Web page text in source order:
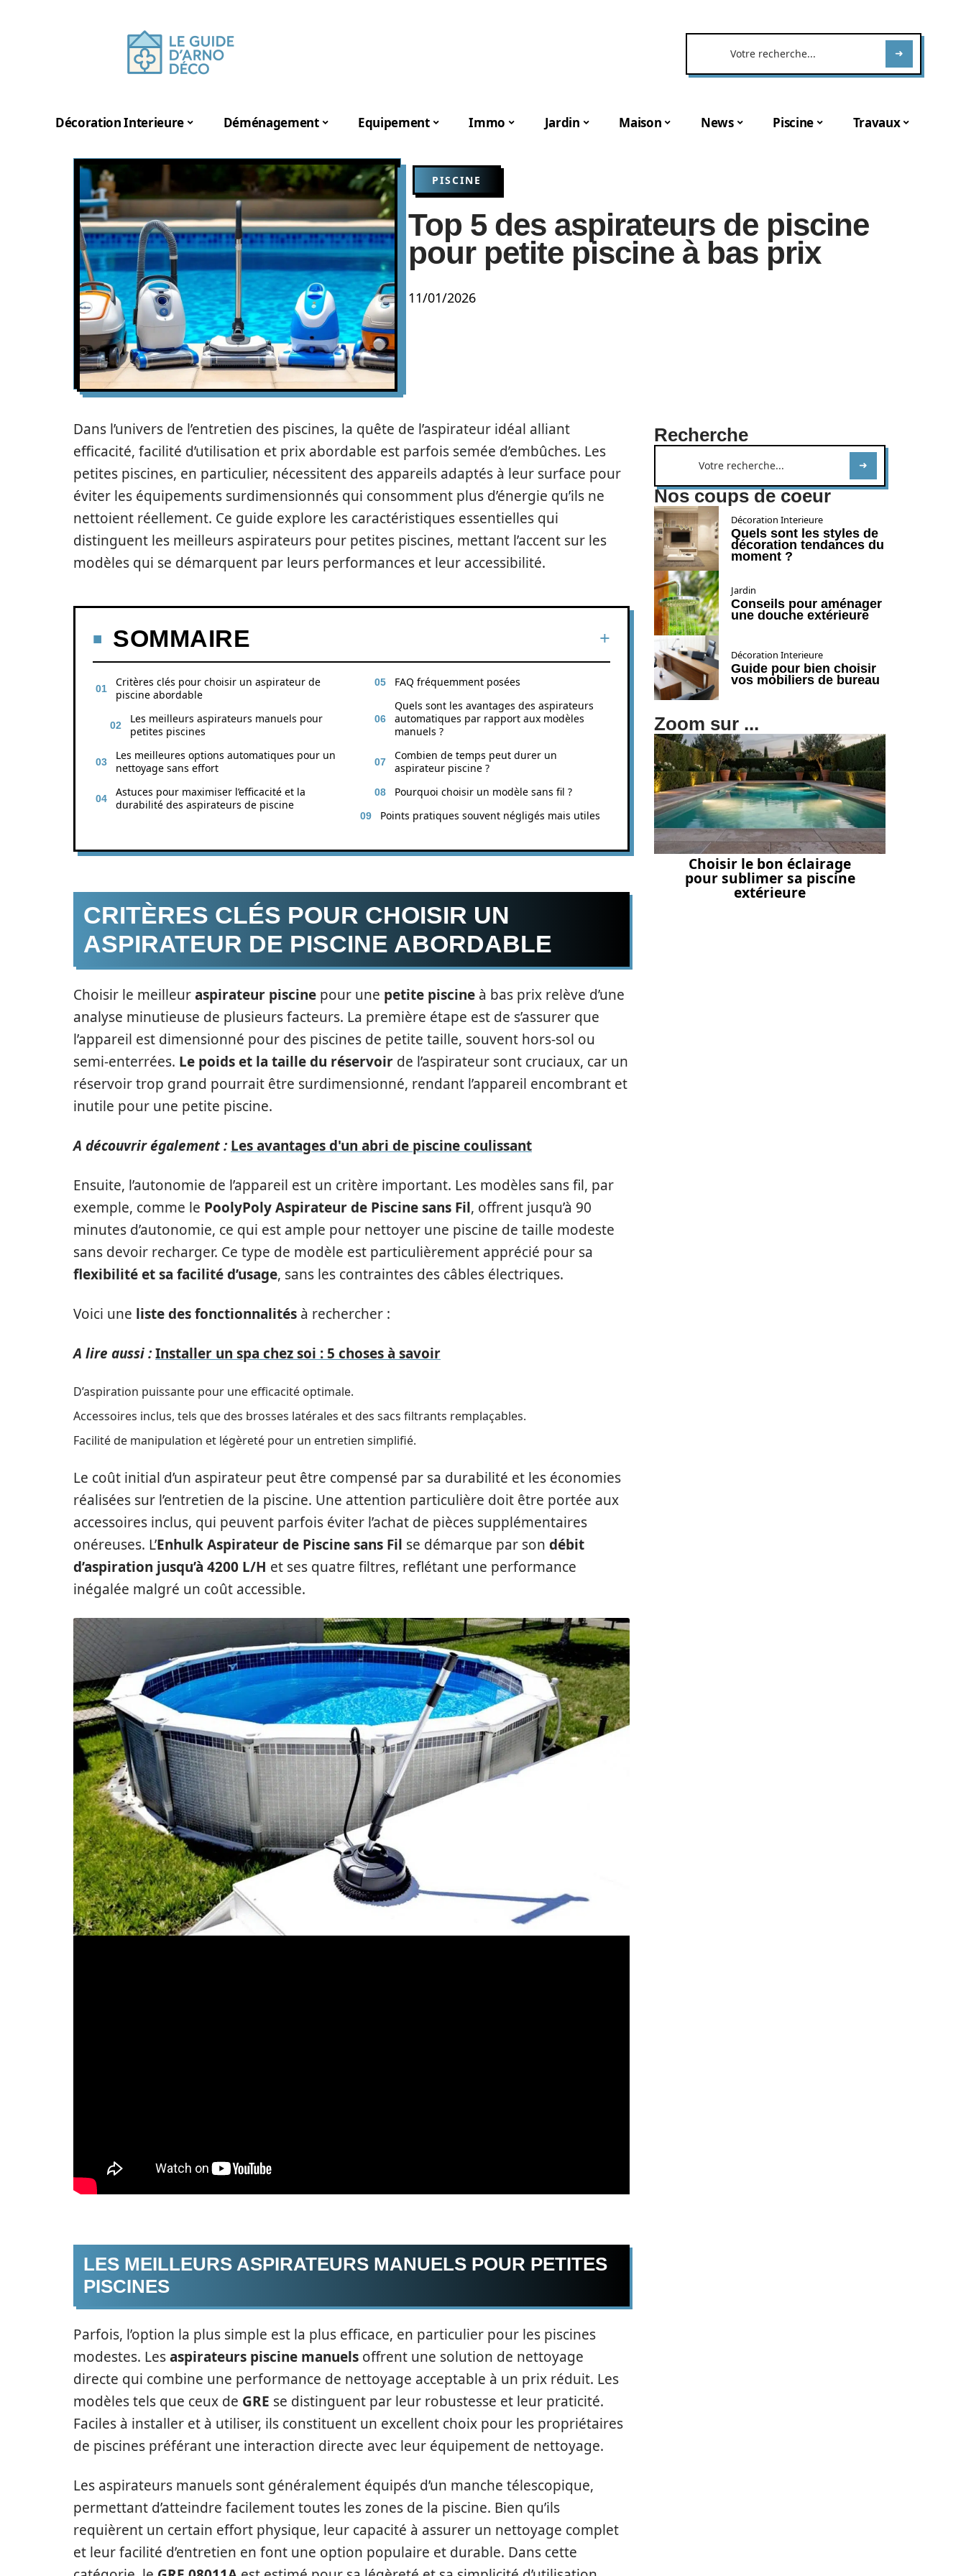
Décoration Interieure Déménagement Equipement Immo Jardin Maison News Piscine Travaux
PISCINE
Top 5 des aspirateurs de piscine
pour petite piscine à bas prix
11/01/2026
Dans l’univers de l’entretien des piscines, la quête de l’aspirateur idéal alliant
efficacité, facilité d’utilisation et prix abordable est parfois semée d’embûches. Les
petites piscines, en particulier, nécessitent des appareils adaptés à leur surface pour
éviter les équipements surdimensionnés qui consomment plus d’énergie qu’ils ne
nettoient réellement. Ce guide explore les caractéristiques essentielles qui
distinguent les meilleurs aspirateurs pour petites piscines, mettant l’accent sur les
modèles qui se démarquent par leurs performances et leur accessibilité.
SOMMAIRE
Critères clés pour choisir un aspirateur de
piscine abordable
Les meilleurs aspirateurs manuels pour
petites piscines
Les meilleures options automatiques pour un
nettoyage sans effort
Astuces pour maximiser l’efficacité et la
durabilité des aspirateurs de piscine
FAQ fréquemment posées
Quels sont les avantages des aspirateurs
automatiques par rapport aux modèles
manuels ?
Combien de temps peut durer un
aspirateur piscine ?
Pourquoi choisir un modèle sans fil ?
Points pratiques souvent négligés mais utiles
CRITÈRES CLÉS POUR CHOISIR UN
ASPIRATEUR DE PISCINE ABORDABLE
Choisir le meilleuraspirateur piscine pour une petite piscine à bas prix relève d’une
analyse minutieuse de plusieurs facteurs. La première étape est de s’assurer que
l’appareil est dimensionné pour des piscines de petite taille, souvent hors-sol ou
semi-enterrées. Le poids et la taille du réservoir de l’aspirateur sont cruciaux, car un
réservoir trop grand pourrait être surdimensionné, rendant l’appareil encombrant et
inutile pour une petite piscine.
A découvrir également : Les avantages d'un abri de piscine coulissant
Ensuite, l’autonomie de l’appareil est un critère important. Les modèles sans fil, par
exemple, comme le PoolyPoly Aspirateur de Piscine sans Fil, offrent jusqu’à 90
minutes d’autonomie, ce qui est ample pour nettoyer une piscine de taille modeste
sans devoir recharger. Ce type de modèle est particulièrement apprécié pour sa
flexibilité et sa facilité d’usage, sans les contraintes des câbles électriques.
Voici une liste des fonctionnalités à rechercher :
A lire aussi :Installer un spa chez soi : 5 choses à savoir
D’aspiration puissante pour une efficacité optimale.
Accessoires inclus, tels que des brosses latérales et des sacs filtrants remplaçables.
Facilité de manipulation et légèreté pour un entretien simplifié.
Le coût initial d’un aspirateur peut être compensé par sa durabilité et les économies
réalisées sur l’entretien de la piscine. Une attention particulière doit être portée aux
accessoires inclus, qui peuvent parfois éviter l’achat de pièces supplémentaires
onéreuses. L’Enhulk Aspirateur de Piscine sans Fil se démarque par son débit
d’aspiration jusqu’à 4200 L/H et ses quatre filtres, reflétant une performance
inégalée malgré un coût accessible.
LES MEILLEURS ASPIRATEURS MANUELS POUR PETITES
PISCINES
Parfois, l’option la plus simple est la plus efficace, en particulier pour les piscines
modestes. Lesaspirateurs piscine manuels offrent une solution de nettoyage
directe qui combine une performance de nettoyage acceptable à un prix réduit. Les
modèles tels que ceux de GRE se distinguent par leur robustesse et leur praticité.
Faciles à installer et à utiliser, ils constituent un excellent choix pour les propriétaires
de piscines préférant une interaction directe avec leur équipement de nettoyage.
Les aspirateurs manuels sont généralement équipés d’un manche télescopique,
permettant d’atteindre facilement toutes les zones de la piscine. Bien qu’ils
requièrent un certain effort physique, leur capacité à assurer un nettoyage complet
et leur facilité d’entretien en font une option populaire et durable. Dans cette
Recherche
Nos coups de coeur
Décoration Interieure
Quels sont les styles de
décoration tendances du
moment ?
Jardin
Conseils pour aménager
une douche extérieure
Décoration Interieure
Guide pour bien choisir
vos mobiliers de bureau
Zoom sur ...
Choisir le bon éclairage
pour sublimer sa piscine
extérieure